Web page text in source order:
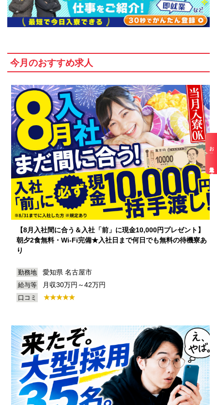
お仕事検索
最近見た求人
今月のおすすめ求人
【8月入社間に合う＆入社「前」に現金10,000円プレゼント】
朝夕2食無料・Wi-Fi完備★入社日まで何日でも無料の待機寮あ
り
勤務地 愛知県 名古屋市
給与等 月収30万円～42万円
口コミ